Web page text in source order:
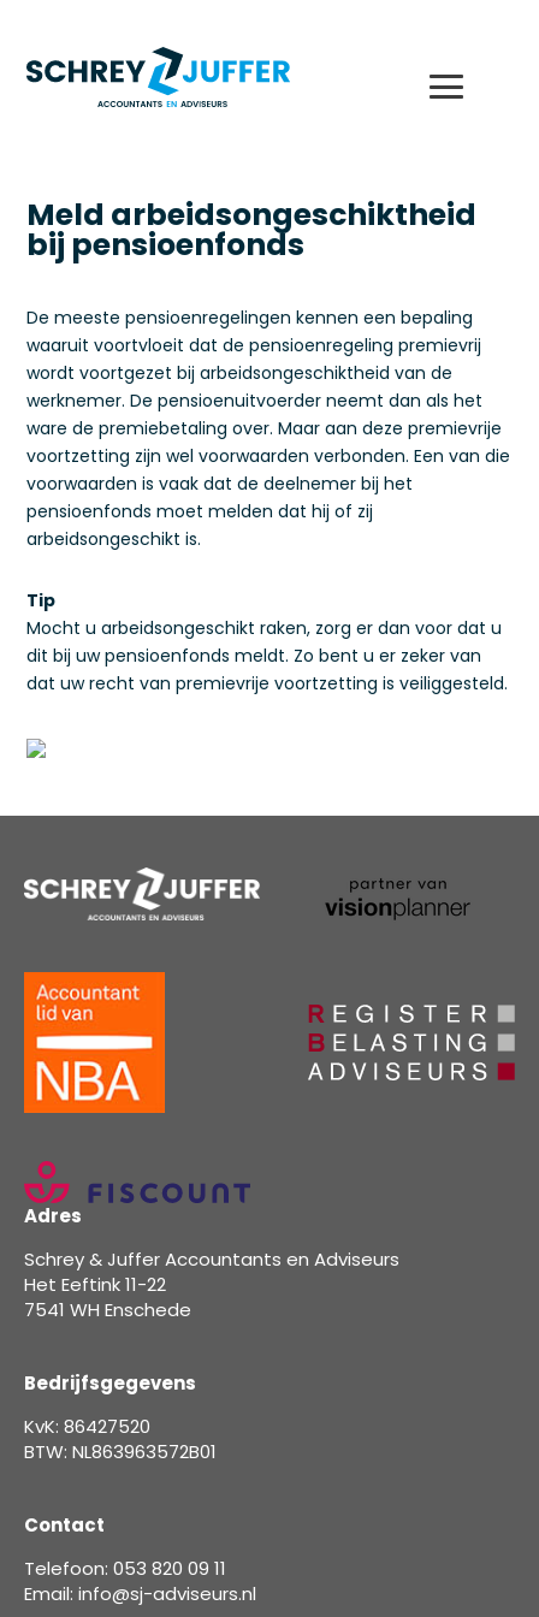
Meld arbeidsongeschiktheid
bij pensioenfonds
De meeste pensioenregelingen kennen een bepaling
waaruit voortvloeit dat de pensioenregeling premievrij
wordt voortgezet bij arbeidsongeschiktheid van de
werknemer. De pensioenuitvoerder neemt dan als het
ware de premiebetaling over. Maar aan deze premievrije
voortzetting zijn wel voorwaarden verbonden. Een van die
voorwaarden is vaak dat de deelnemer bij het
pensioenfonds moet melden dat hij of zij
arbeidsongeschikt is.
Tip
Mocht u arbeidsongeschikt raken, zorg er dan voor dat u
dit bij uw pensioenfonds meldt. Zo bent u er zeker van
dat uw recht van premievrije voortzetting is veiliggesteld.
Adres
Schrey & Juffer Accountants en Adviseurs
Het Eeftink 11-22
7541 WH Enschede
Bedrijfsgegevens
KvK: 86427520
BTW: NL863963572B01
Contact
Telefoon: 053 820 09 11
Email: info@sj-adviseurs.nl